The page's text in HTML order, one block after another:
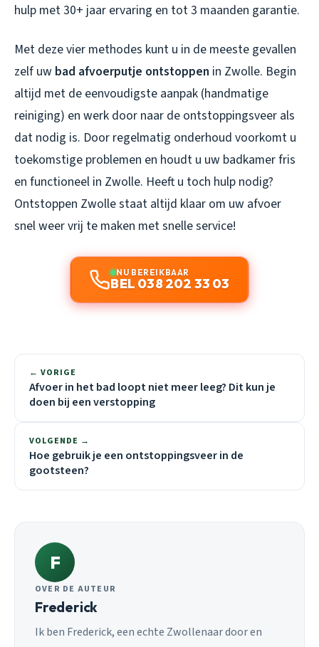
hulp met 30+ jaar ervaring en tot 3 maanden garantie.
Met deze vier methodes kunt u in de meeste gevallen
zelf uw bad afvoerputje ontstoppen in Zwolle. Begin
altijd met de eenvoudigste aanpak (handmatige
reiniging) en werk door naar de ontstoppingsveer als
dat nodig is. Door regelmatig onderhoud voorkomt u
toekomstige problemen en houdt u uw badkamer fris
en functioneel in Zwolle. Heeft u toch hulp nodig?
Ontstoppen Zwolle staat altijd klaar om uw afvoer
snel weer vrij te maken met snelle service!
NU BEREIKBAAR
BEL 038 202 33 03
← VORIGE
Afvoer in het bad loopt niet meer leeg? Dit kun je
doen bij een verstopping
VOLGENDE →
Hoe gebruik je een ontstoppingsveer in de
gootsteen?
F
OVER DE AUTEUR
Frederick
Ik ben Frederick, een echte Zwollenaar door en